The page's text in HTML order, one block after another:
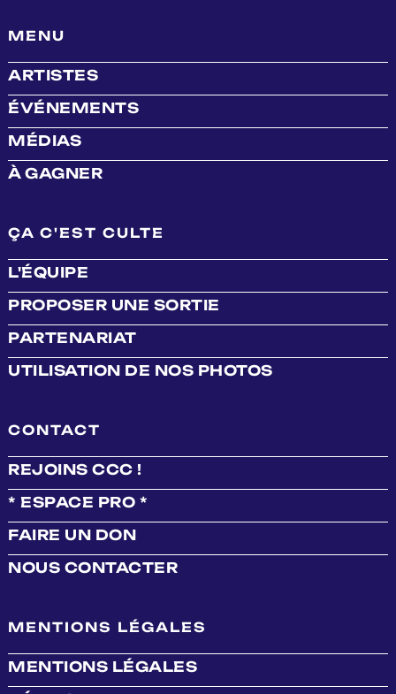
MENU
ARTISTES
ÉVÉNEMENTS
MÉDIAS
À GAGNER
ÇA C'EST CULTE
L'ÉQUIPE
PROPOSER UNE SORTIE
PARTENARIAT
UTILISATION DE NOS PHOTOS
CONTACT
REJOINS CCC !
* ESPACE PRO *
FAIRE UN DON
NOUS CONTACTER
MENTIONS LÉGALES
MENTIONS LÉGALES